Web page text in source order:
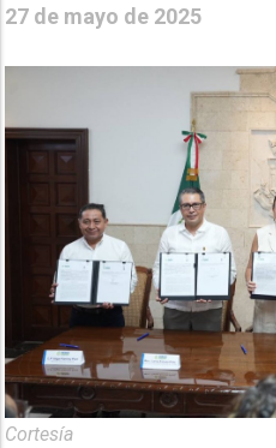
27 de mayo de 2025
Cortesía